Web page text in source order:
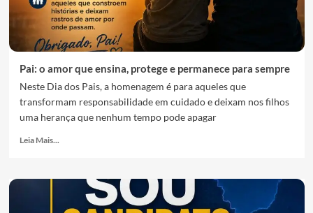
Pai: o amor que ensina, protege e permanece para sempre
Neste Dia dos Pais, a homenagem é para aqueles que
transformam responsabilidade em cuidado e deixam nos filhos
uma herança que nenhum tempo pode apagar
Leia Mais...